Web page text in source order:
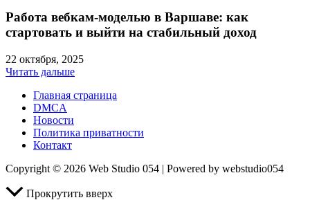
Работа вебкам-моделью в Варшаве: как
стартовать и выйти на стабильный доход
22 октября, 2025
Читать дальше
Главная страница
DMCA
Новости
Политика приватности
Контакт
Copyright © 2026 Web Studio 054 | Powered by webstudio054
Прокрутить вверх